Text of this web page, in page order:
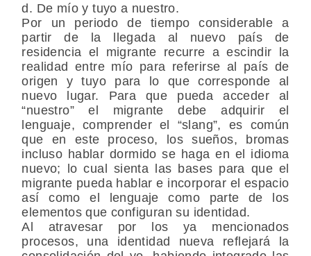
d. De mío y tuyo a nuestro.
Por un periodo de tiempo considerable a
partir de la llegada al nuevo país de
residencia el migrante recurre a escindir la
realidad entre mío para referirse al país de
origen y tuyo para lo que corresponde al
nuevo lugar. Para que pueda acceder al
“nuestro” el migrante debe adquirir el
lenguaje, comprender el “slang”, es común
que en este proceso, los sueños, bromas
incluso hablar dormido se haga en el idioma
nuevo; lo cual sienta las bases para que el
migrante pueda hablar e incorporar el espacio
así como el lenguaje como parte de los
elementos que configuran su identidad.
Al atravesar por los ya mencionados
procesos, una identidad nueva reflejará la